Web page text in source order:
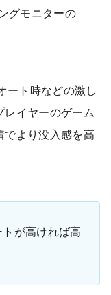
グモニターの
ート時などの激し
レイヤーのゲーム
でより没入感を高
が高ければ高